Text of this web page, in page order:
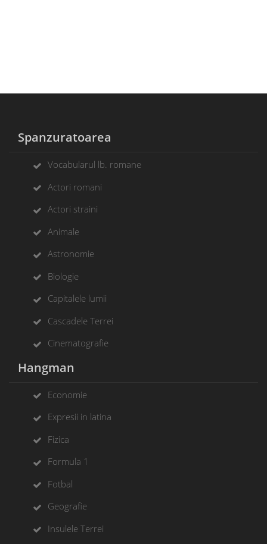
Spanzuratoarea
Vocabularul lb. romane
Actori romani
Actori straini
Animale
Astronomie
Biologie
Capitalele lumii
Cascadele Terrei
Cinematografie
Hangman
Economie
Expresii in latina
Fizica
Formula 1
Fotbal
Geografie
Insulele Terrei